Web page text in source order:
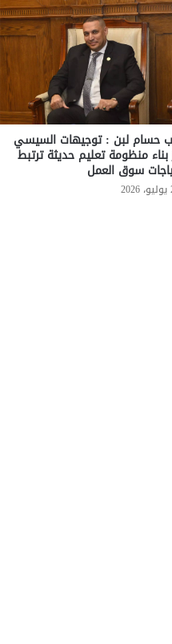
حسام لبن : توجيهات السيسي
بناء منظومة تعليم حديثة ترتبط
سوق العمل